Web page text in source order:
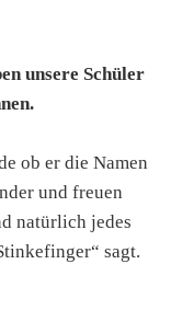
unsere Schüler
ob er die Namen
und freuen
natürlich jedes
sagt.